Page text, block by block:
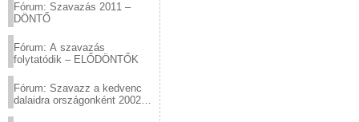
Fórum: Szavazás 2011 –
DÖNTŐ
Fórum: A szavazás
folytatódik – ELŐDÖNTŐK
Fórum: Szavazz a kedvenc
dalaidra országonként 2002